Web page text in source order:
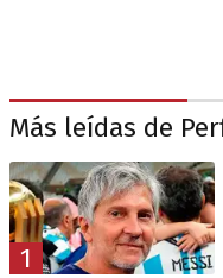
Más leídas de
1